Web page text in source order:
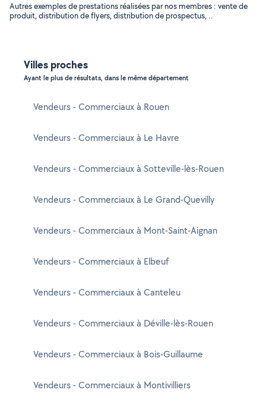
Autres exemples de prestations réalisées par nos membres : vente de
produit, distribution de flyers, distribution de prospectus, ..
Villes proches
Ayant le plus de résultats, dans le même département
Vendeurs - Commerciaux à Rouen
Vendeurs - Commerciaux à Le Havre
Vendeurs - Commerciaux à Sotteville-lès-Rouen
Vendeurs - Commerciaux à Le Grand-Quevilly
Vendeurs - Commerciaux à Mont-Saint-Aignan
Vendeurs - Commerciaux à Elbeuf
Vendeurs - Commerciaux à Canteleu
Vendeurs - Commerciaux à Déville-lès-Rouen
Vendeurs - Commerciaux à Bois-Guillaume
Vendeurs - Commerciaux à Montivilliers